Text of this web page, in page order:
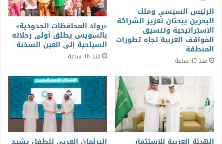
الرئيس السيسي وملك
البحرين يبحثان تعزيز الشراكة
الاستراتيجية وتنسيق
المواقف العربية تجاه تطورات
المنطقة
منذ 15 ساعة
«رواد المحافظات الحدودية»
بالسويس يطلق أولى رحلاته
السياحية إلى العين السخنة
منذ 16 ساعة